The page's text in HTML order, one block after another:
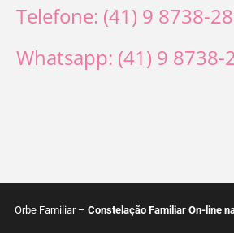
Telefone: (41) 9 8738-
Whatsapp: (41) 9 8738-
Orbe Familiar – Constelação Familiar On-line